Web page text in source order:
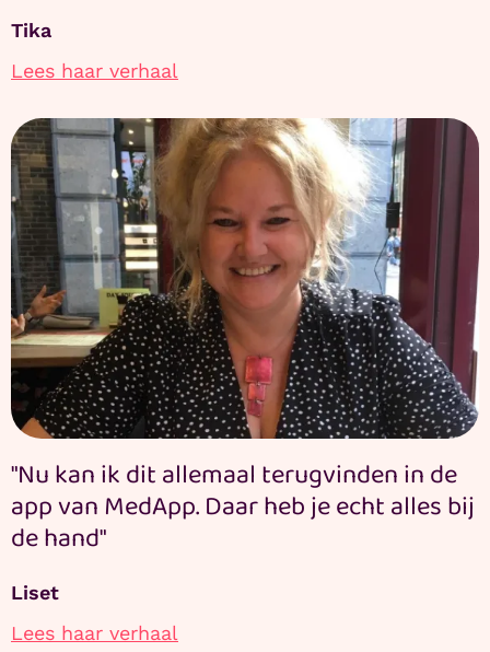
Tika
Lees haar verhaal
"Nu kan ik dit allemaal terugvinden in de
app van MedApp. Daar heb je echt alles bij
de hand"
Liset
Lees haar verhaal